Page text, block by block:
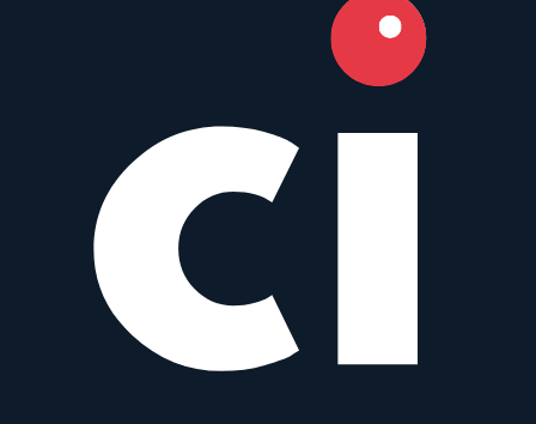
2.8
Fujifilm GF
zum Objektiv
vergleichen
Häufig gestellte Fragen